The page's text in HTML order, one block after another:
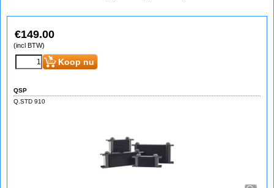
€149.00
(incl BTW)
Koop nu
QSP
Q.STD 910